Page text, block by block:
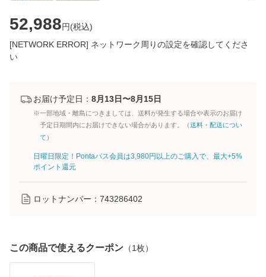
52,988円(税込)
[NETWORK ERROR] ネットワーク周りの設定を確認してくださ
い
お届け予定日： 8月13日〜8月15日
※一部地域・離島につきましては、送料が発生する場合や表示のお届け
予定日期間内にお届けできない場合があります。（送料・配送につい
て ）
日曜日限定！Pontaパス会員は3,980円以上のご購入で、最大+5%
ポイント還元
ロットナンバー： 743286402
この商品で使えるクーポン （1枚）